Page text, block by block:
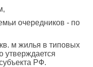
очередников - по
м жилья в типовых
утверждается
РФ.